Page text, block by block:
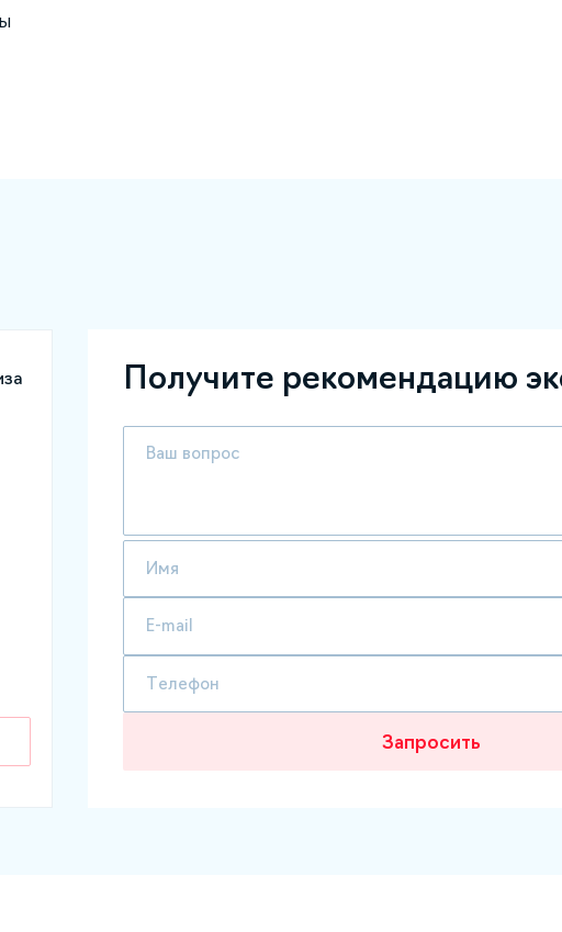
Получите рекомендацию
Запросить